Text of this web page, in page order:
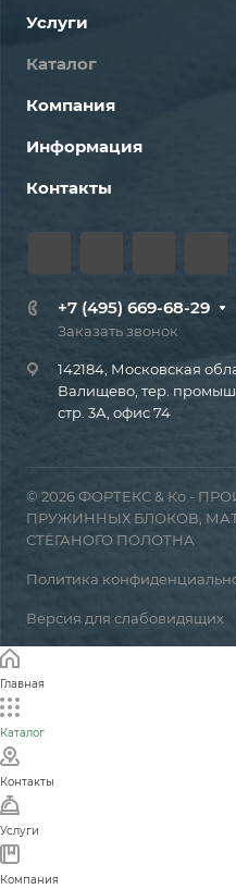
Услуги
Каталог
Компания
Информация
Контакты
+7 (495) 669-68-29
Заказать звонок
142184, Московская
Валищево, тер.
стр. 3А, офис 74
© 2026 ФОРТЕКС & Ко -
ПРУЖИННЫХ БЛОКОВ,
СТЁГАНОГО ПОЛОТНА
Политика
Версия для слабовидящих
Главная
Каталог
Контакты
Услуги
Компания